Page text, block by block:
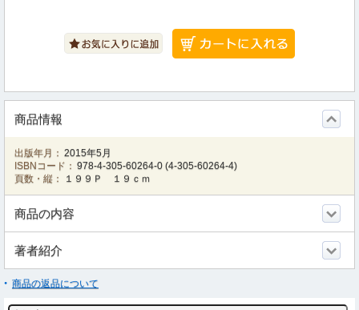
商品情報
出版年月： 2015年5月
ISBNコード： 978-4-305-60264-0 (4-305-60264-4)
頁数・縦：
１９９Ｐ １９ｃｍ
商品の内容
著者紹介
商品の返品について